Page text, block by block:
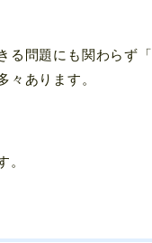
る問題にも関わらず「
々あります。
。